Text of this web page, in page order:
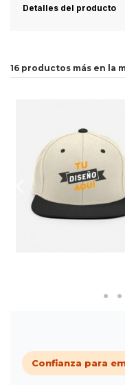
Detalles del producto
16 productos más en la
Confianza para